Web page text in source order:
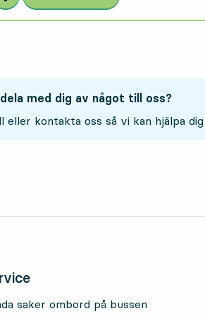
med dig av något till oss?
eller kontakta oss så vi kan hjälpa
saker ombord på bussen